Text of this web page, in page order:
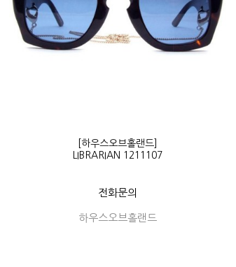
[하우스오브홀랜드]
LIBRARIAN 1211107
전화문의
하우스오브홀랜드